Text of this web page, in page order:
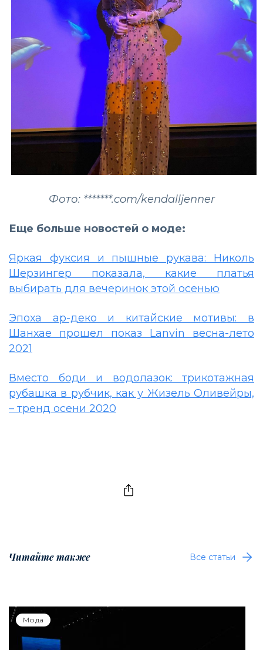
Фото: *******.com/kendalljenner
Еще больше новостей о моде:
Яркая фуксия и пышные рукава: Николь
Шерзингер показала, какие платья
выбирать для вечеринок этой осенью
Эпоха ар-деко и китайские мотивы: в
Шанхае прошел показ Lanvin весна-лето
2021
Вместо боди и водолазок: трикотажная
рубашка в рубчик, как у Жизель Оливейры,
– тренд осени 2020
Читайте также Все статьи